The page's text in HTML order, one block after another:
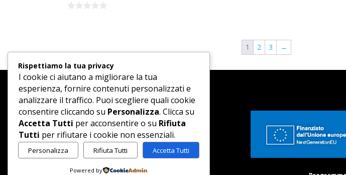
1 2 3 →
Rispettiamo la tua privacy
I cookie ci aiutano a migliorare la tua
esperienza, fornire contenuti personalizzati e
analizzare il traffico. Puoi scegliere quali cookie
consentire cliccando su Personalizza. Clicca su
Accetta Tutti per acconsentire o su Rifiuta
Tutti per rifiutare i cookie non essenziali.
Personalizza Rifiuta Tutti Accetta Tutti
Powered by